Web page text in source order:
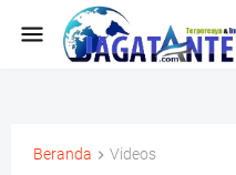
Beranda Videos